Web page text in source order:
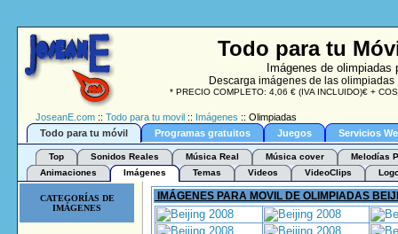
Todo para tu
Imágenes de
Descarga imágenes de las
* PRECIO COMPLETO: 4,06 € (IVA INCLUIDO)€ +
JoseanE.com :: Todo para tu movil :: Imágenes :: Olimpiadas
Todo para tu móvil
Programas gratuitos Juegos Servicios
Top Sonidos Reales Música Real Música cover
Melodías
Animaciones
Imágenes Temas Videos VideoClips
CATEGORÍAS DE
IMÁGENES
IMÁGENES PARA MOVIL DE OLIMPIADAS